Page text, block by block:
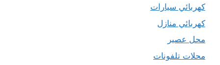
كهربائي سيارات
كهربائي منازل
محل عصير
محلات تلفونات